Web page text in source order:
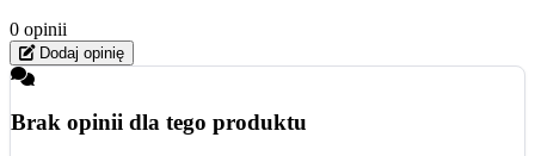
0 opinii
Dodaj opinię
Brak opinii dla tego produktu